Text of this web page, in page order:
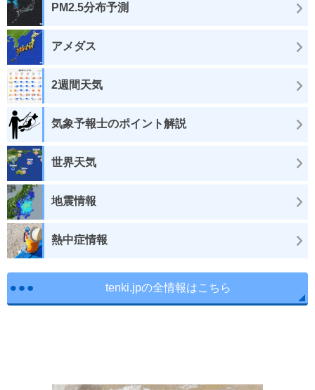
PM2.5分布予測
アメダス
2週間天気
気象予報士のポイント解説
世界天気
地震情報
熱中症情報
tenki.jpの全情報はこちら